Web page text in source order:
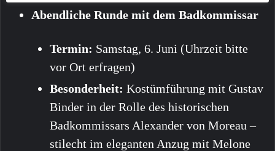
Abendliche Runde mit dem Badkommissar
Termin: Samstag, 6. Juni (Uhrzeit bitte
vor Ort erfragen)
Besonderheit: Kostümführung mit Gustav
Binder in der Rolle des historischen
Badkommissars Alexander von Moreau –
stilecht im eleganten Anzug mit Melone